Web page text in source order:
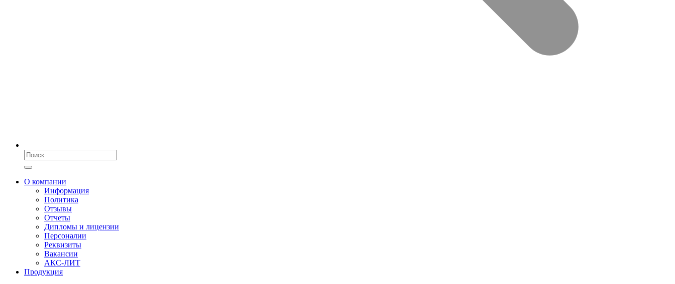
О компании
Информация
Политика
Отзывы
Отчеты
Дипломы и лицензии
Персоналии
Реквизиты
Вакансии
АКС-ЛИТ
Продукция